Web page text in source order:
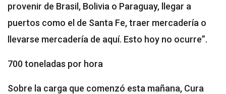
provenir de Brasil, Bolivia o Paraguay, llegar a
puertos como el de Santa Fe, traer mercadería o
llevarse mercadería de aquí. Esto hoy no ocurre”.
700 toneladas por hora
Sobre la carga que comenzó esta mañana, Cura